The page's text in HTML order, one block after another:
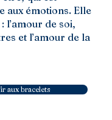
aux émotions. Elle
l’amour de soi,
et l’amour de la
aux bracelets